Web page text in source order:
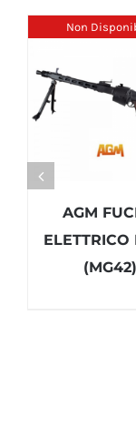
Non
AGM
ELETTRICO
(MG42)